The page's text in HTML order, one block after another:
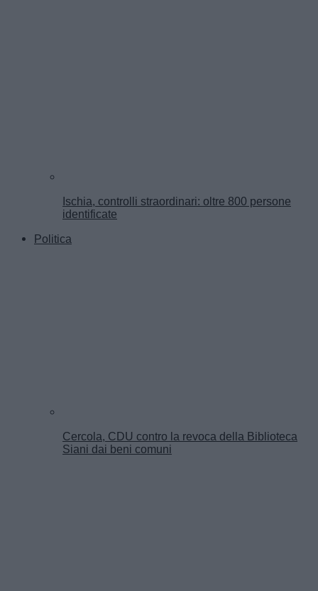
Ischia, controlli straordinari: oltre 800 persone
identificate
Politica
Cercola, CDU contro la revoca della Biblioteca
Siani dai beni comuni